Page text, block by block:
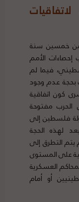
من خمسين سنة
إحصاءات الأمم
من 800 ألف فلسطيني، فيما لم
بحجة عدم وجود
كون اتفاقية
الحرب مفتوحة
فلسطين إلى
الثالثة عام 2014 لم يعد لهذه الحجة
يتم التطرق إلى
على المستوى
العسكرية
أو أمام